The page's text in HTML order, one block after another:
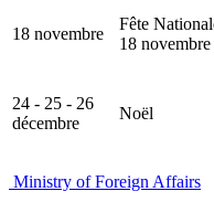
18 novembre
Fête
18
24 - 25 - 26
décembre
Noël
Ministry of Foreign Affairs